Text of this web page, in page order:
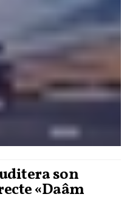
son
«Daâm